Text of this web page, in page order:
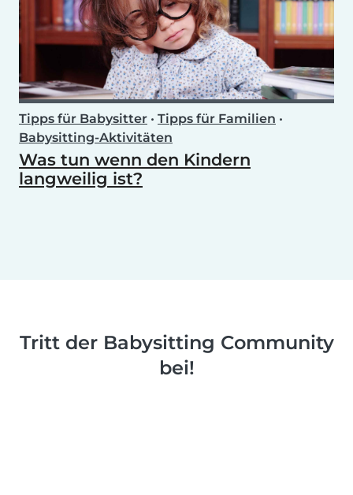
Tipps für Babysitter • Tipps für Familien •
Babysitting-Aktivitäten
Was tun wenn den Kindern
langweilig ist?
Tritt der Babysitting Community
bei!